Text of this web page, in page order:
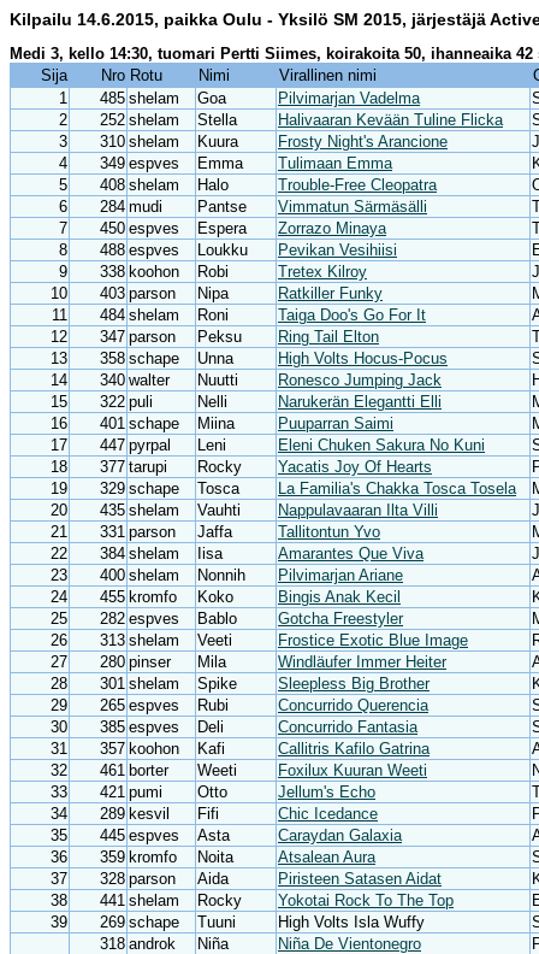
Kilpailu 14.6.2015, paikka Oulu - Yksilö SM 2015, järjestäjä
Medi 3, kello 14:30, tuomari Pertti Siimes, koirakoita 50, ihanneaika
Sija
Nro Rotu Nimi Virallinen nimi
1
485 shelam Goa Pilvimarjan Vadelma
2
252 shelam Stella Halivaaran Kevään Tuline Flicka
3
310 shelam Kuura Frosty Night's Arancione
4
349 espves Emma Tulimaan Emma
5
408 shelam Halo Trouble-Free Cleopatra
6
284 mudi Pantse Vimmatun Särmäsälli
7
450 espves Espera Zorrazo Minaya
8
488 espves Loukku Pevikan Vesihiisi
9
338 koohon Robi Tretex Kilroy
10
403 parson Nipa Ratkiller Funky
11
484 shelam Roni Taiga Doo's Go For It
12
347 parson Peksu Ring Tail Elton
13
358 schape Unna High Volts Hocus-Pocus
14
340 walter Nuutti Ronesco Jumping Jack
15
322 puli Nelli Narukerän Elegantti Elli
16
401 schape Miina Puuparran Saimi
17
447 pyrpal Leni Eleni Chuken Sakura No Kuni
18
377 tarupi Rocky Yacatis Joy Of Hearts
19
329 schape Tosca La Familia's Chakka Tosca Tosela
20
435 shelam Vauhti Nappulavaaran Ilta Villi
21
331 parson Jaffa Tallitontun Yvo
22
384 shelam Iisa Amarantes Que Viva
23
400 shelam Nonnih Pilvimarjan Ariane
24
455 kromfo Koko Bingis Anak Kecil
25
282 espves Bablo Gotcha Freestyler
26
313 shelam Veeti Frostice Exotic Blue Image
27
280 pinser Mila Windläufer Immer Heiter
28
301 shelam Spike Sleepless Big Brother
29
265 espves Rubi Concurrido Querencia
30
385 espves Deli Concurrido Fantasia
31
357 koohon Kafi Callitris Kafilo Gatrina
32
461 borter Weeti Foxilux Kuuran Weeti
33
421 pumi Otto Jellum's Echo
34
289 kesvil Fifi Chic Icedance
35
445 espves Asta Caraydan Galaxia
36
359 kromfo Noita Atsalean Aura
37
328 parson Aida Piristeen Satasen Aidat
38
441 shelam Rocky Yokotai Rock To The Top
39
269 schape Tuuni High Volts Isla Wuffy
318 androk Niña Niña De Vientonegro